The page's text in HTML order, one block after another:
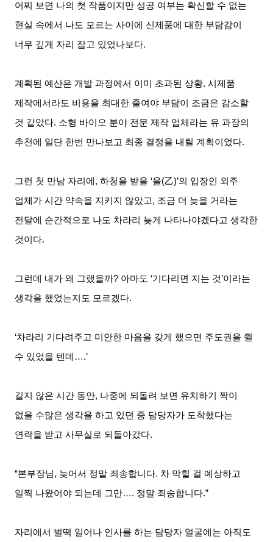
어찌 보면 나의 첫 작품이지만 성공 여부는 확신할 수 없는
현실 속에서 나도 모르는 사이에 신제품에 대한 부담감이
너무 깊게 자리 잡고 있었나보다.
계획된 예산은 개발 과정에서 이미 초과된 상황.시제품
제작에서라도 비용을 최대한 줄여야 부담이 조금은 감소할
것 같았다. 소형 바이오 분야 전문 제작 업체라는 유 과장의
추천에 일단 한번 만나보고 최종 결정을 내릴 계획이었다.
그런 첫 만남 자리에 ,하청을 받을 ‘을(乙)’의 입장인 외주
업체가 시간 약속을 지키지 않았고, 조금 더 늦을 거라는
전달에 순간적으로 나도 차라리 늦게 나타나야겠다고 생각한
것이다.
그런데 내가 왜 그랬을까? 아마도 ‘기다리면 지는 것’이라는
생각을 했었는지도 모르겠다.
‘차라리 기다려주고 미안한 마음을 갖게 했으면 주도권을 쥘
수 있었을 텐데 ….’
길지 않은 시간 동안, 나중에 되돌려 보면 유치하기 짝이
없을 수많은 생각을 하고 있던 중 담당자가 도착했다는
연락을 받고 사무실로 되돌아갔다.
“본부장님, 늦어서 정말 죄송합니다. 차 막힐 걸 예상하고
일찍 나왔어야 되는데 그만…. 정말 죄송합니다.”
자리에서 벌떡 일어나 인사를 하는 담당자 얼굴에는 아직도